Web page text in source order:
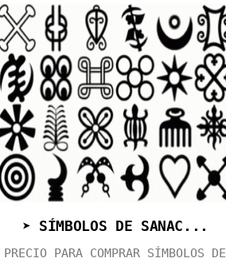
➤ SÍMBOLOS DE SANAC...
PRECIO PARA COMPRAR SÍMBOLOS DE